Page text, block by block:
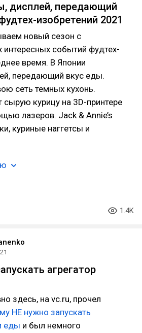
дисплей, передающий
изобретений 2021
новый сезон с
событий фудтех-
время. В Японии
передающий вкус еды.
сеть темных кухонь.
курицу на 3D-принтере
лазеров. Jack & Annie’s
куриные наггетсы и
1.4K
агрегатор
здесь, на vc.ru, прочел
НЕ нужно запускать
еды и был немного